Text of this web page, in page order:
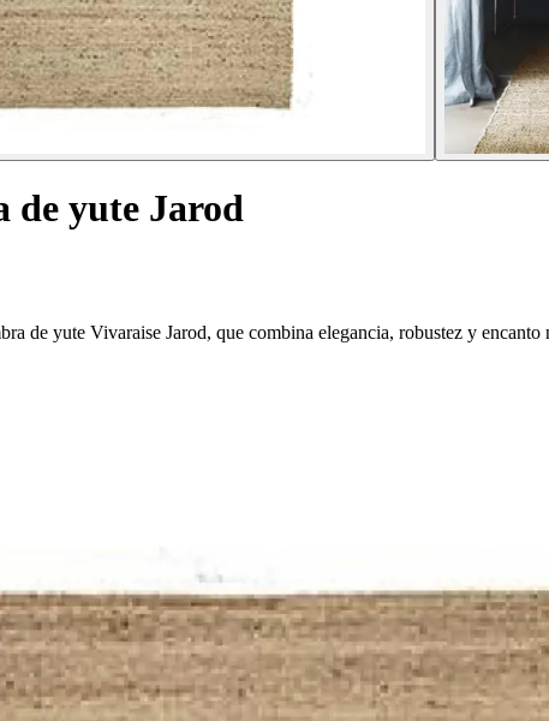
de yute Jarod
de yute Vivaraise Jarod, que combina elegancia, robustez y encanto